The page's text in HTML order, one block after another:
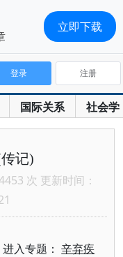
国际关系 社会学
登录 注册
记)
次 更新时间：
进入专题：辛弃疾
立即下载